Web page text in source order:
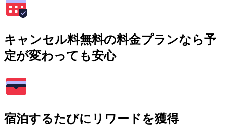
キャンセル料無料の料金プランなら予
定が変わっても安心
宿泊するたびにリワードを獲得